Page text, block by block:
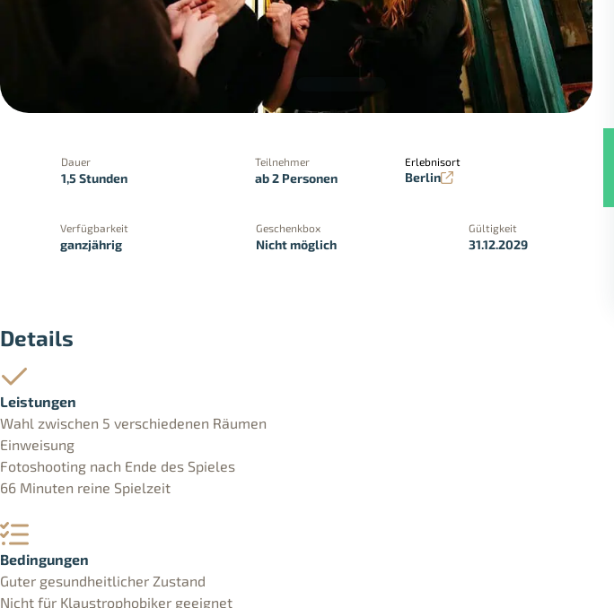
Dauer
1,5 Stunden
Teilnehmer
ab 2 Personen
Erlebnisort
Berlin
Verfügbarkeit
ganzjährig
Geschenkbox
Nicht möglich
Gültigkeit
31.12.2029
Details
Leistungen
Wahl zwischen 5 verschiedenen Räumen
Einweisung
Fotoshooting nach Ende des Spieles
66 Minuten reine Spielzeit
Bedingungen
Guter gesundheitlicher Zustand
Nicht für Klaustrophobiker geeignet